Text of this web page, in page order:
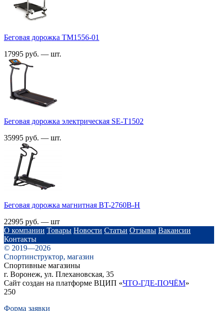
Беговая дорожка TM1556-01
17995 руб. — шт.
Беговая дорожка электрическая SE-T1502
35995 руб. — шт.
Беговая дорожка магнитная BT-2760B-H
22995 руб. — шт
О компании Товары Новости Статьи Отзывы Вакансии
Контакты
© 2019—2026
Спортинструктор, магазин
Спортивные магазины
г. Воронеж, ул. Плехановская, 35
Сайт создан на платформе ВЦИП «ЧТО-ГДЕ-ПОЧЁМ»
250
Форма заявки